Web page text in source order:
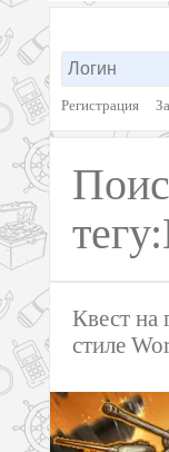
Регистрация
Квест на
стиле